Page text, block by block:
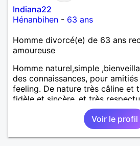
Indiana22
Hénanbihen - 63 ans
Homme divorcé(e) de 63 ans
amoureuse
Homme naturel,simple
des connaissances, pour
feeling. De nature très câline et
fidèle et sincère.,et très
supporte pas le mensonge.Rien
rencontre,pour échanger en
mal à prolonger des échanges
attiré par des femmes ayant la
Voir le profil